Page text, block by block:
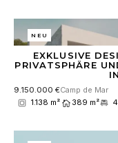
NEU
EXKLUSIVE
PRIVATSPHÄRE
9.150.000 €Camp de Mar
1.138 m²
389 m² 4